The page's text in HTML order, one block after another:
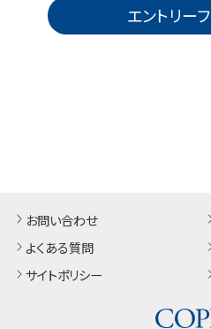
エントリー
お問い合わせ
よくある質問
サイトポリシー